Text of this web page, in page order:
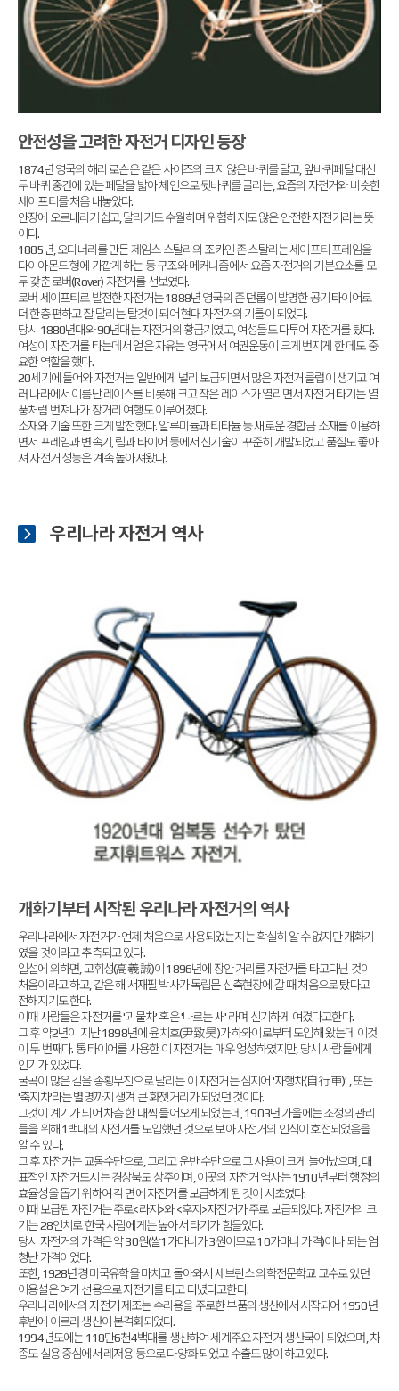
안전성을 고려한 자전거 디자인 등장
1874년 영국의 해리 로슨은 같은 사이즈의 크지 않은 바퀴를 달고, 앞바퀴페달 대신
두 바퀴 중간에 있는 페달을 밟아 체인으로 뒷바퀴를 굴리는,요즘의 자전거와 비슷한
세이프티를 처음 내놓았다.
안장에 오르내리기쉽고, 달리기도 수월하며 위험하지도 않은 안전한 자전거라는 뜻
이다.
1885년, 오디너리를 만든 제임스 스탈리의 조카인 존 스탈리는 세이프티 프레임을
다이아몬드 형에 가깝게 하는 등 구조와 메커니즘에서 요즘 자전거의 기본요소를 모
두 갖춘 로버(Rover) 자전거를 선보였다.
로버 세이프티로 발전한 자전거는 1888년 영국의 존 던롭이 발명한 공기 타이어로
더 한층 편하고 잘 달리는 탈것이 되어 현대 자전거의 기틀이 되었다.
당시 1880년대와 90년대는 자전거의 황금기였고, 여성들도 다투어 자전거를 탔다.
여성이 자전거를 타는데서 얻은 자유는 영국에서 여권운동이 크게 번지게 한 데도 중
요한 역할을 했다.
20세기에 들어와 자전거는 일반에게 널리 보급되면서 많은 자전거 클럽이 생기고 여
러 나라에서 이름난 레이스를 비롯해 크고 작은 레이스가 열리면서 자전거 타기는 열
풍처럼 번져나가 장거리 여행도 이루어졌다.
소재와 기술 또한 크게 발전했다. 알루미늄과 티타늄 등 새로운 경합금 소재를 이용하
면서 프레임과 변속기, 림과 타이어 등에서 신기술이 꾸준히 개발되었고 품질도 좋아
져 자전거 성능은 계속 높아져왔다.
우리나라 자전거 역사
개화기부터 시작된 우리나라 자전거의 역사
우리나라에서 자전거가 언제 처음으로 사용되었는지는 확실히 알 수 없지만 개화기
였을 것이라고 추측되고 있다.
일설에 의하면, 고휘성(高羲誠)이 1896년에 장안 거리를 자전거를 타고다닌 것이
처음이라고 하고, 같은 해 서재필 박사가 독립문 신축현장에 갈 때 처음으로 탔다고
전해지기도 한다.
이때 사람들은 자전거를 '괴물차' 혹은 '나르는 새' 라며 신기하게 여겼다고한다.
그 후 약2년이 지난 1898년에 윤치호(尹致昊)가 하와이로부터 도입해 왔는데 이것
이 두 번째다. 통 타이어를 사용한 이 자전거는 매우 엉성하였지만, 당시 사람들에게
인기가 있었다.
굴곡이 많은 길을 종횡무진으로 달리는 이 자전거는 심지어 '자행차(自行車)' , 또는
'축지차'라는 별명까지 생겨 큰 화젯거리가 되었던 것이다.
그것이 계기가 되어 차츰 한 대씩 들어오게 되었는데, 1903년 가을에는 조정의 관리
들을 위해 1백대의 자전거를 도입했던 것으로 보아 자전거의 인식이 호전되었음을
알 수 있다.
그 후 자전거는 교통수단으로, 그리고 운반 수단으로 그 사용이 크게 늘어났으며, 대
표적인 자전거도시는 경상북도 상주이며, 이곳의 자전거 역사는 1910년부터 행정의
효율성을 돕기 위하여 각 면에 자전거를 보급하게 된 것이 시초였다.
이때 보급된 자전거는 주로<라지>와 <후지>자전거가 주로 보급되었다. 자전거의 크
기는 28인치로 한국 사람에게는 높아서 타기가 힘들었다.
당시 자전거의 가격은 약 30원(쌀1가마니가 3원이므로 10가마니 가격)이나 되는 엄
청난 가격이었다.
또한, 1928년경 미국유학을 마치고 돌아와서 세브란스 의학전문학교 교수로 있던
이용설은 여가 선용으로 자전거를 타고 다녔다고한다.
우리나라에서의 자전거 제조는 수리용을 주로한 부품의 생산에서 시작되어 1950년
후반에 이르러 생산이 본격화되었다.
1994년도에는 118만6천4백대를 생산하여 세계주요 자전거 생산국이 되었으며, 차
종도 실용 중심에서 레저용 등으로 다양화 되었고 수출도 많이 하고 있다.